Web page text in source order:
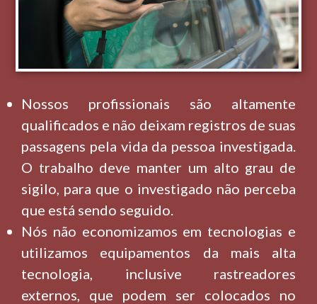
Nossos profissionais são altamente
qualificados e não deixam registros de suas
passagens pela vida da pessoa investigada.
O trabalho deve manter um alto grau de
sigilo, para que o investigado não perceba
que está sendo seguido.
Nós não economizamos em tecnologias e
utilizamos equipamentos da mais alta
tecnologia, inclusive rastreadores
externos, que podem ser colocados no